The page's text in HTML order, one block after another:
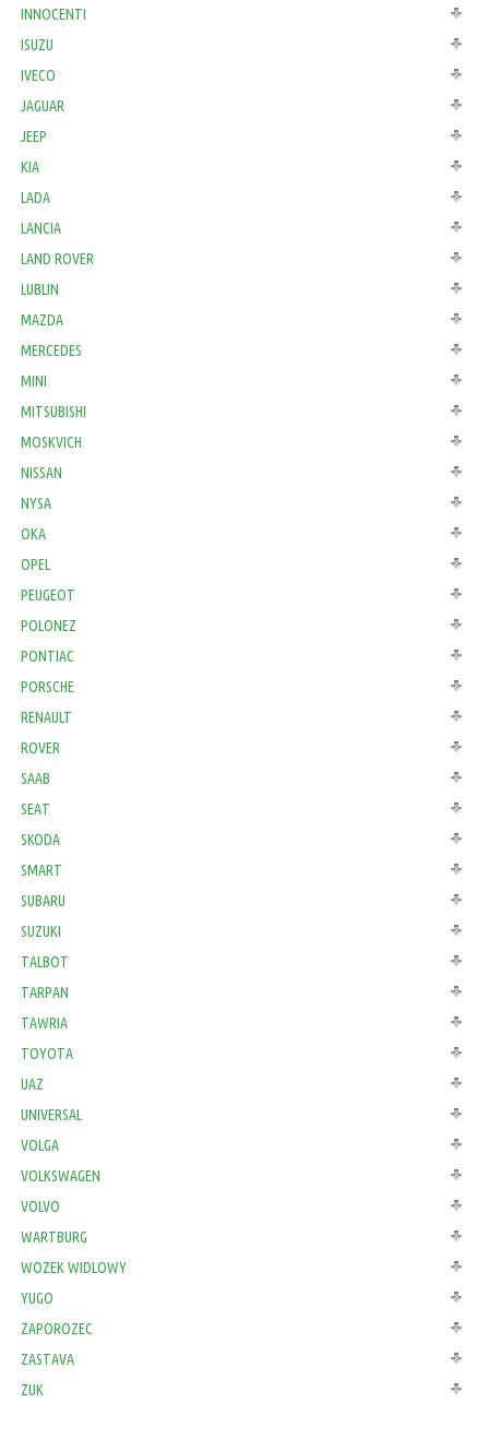
INNOCENTI
ISUZU
IVECO
JAGUAR
JEEP
KIA
LADA
LANCIA
LAND ROVER
LUBLIN
MAZDA
MERCEDES
MINI
MITSUBISHI
MOSKVICH
NISSAN
NYSA
OKA
OPEL
PEUGEOT
POLONEZ
PONTIAC
PORSCHE
RENAULT
ROVER
SAAB
SEAT
SKODA
SMART
SUBARU
SUZUKI
TALBOT
TARPAN
TAWRIA
TOYOTA
UAZ
UNIVERSAL
VOLGA
VOLKSWAGEN
VOLVO
WARTBURG
WOZEK WIDLOWY
YUGO
ZAPOROZEC
ZASTAVA
ZUK